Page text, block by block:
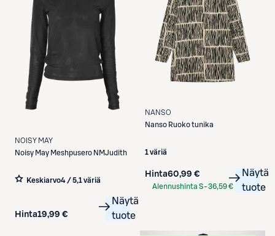
NOISY MAY
Noisy May Meshpusero NMJudith
Keskiarvo4 / 5,1 väriä
Hinta19,99 €
Näytä
tuote
NANSO
Nanso Ruoko tunika
1 väriä
Hinta60,99 €
Alennushinta S-36,59 €
Näytä
tuote